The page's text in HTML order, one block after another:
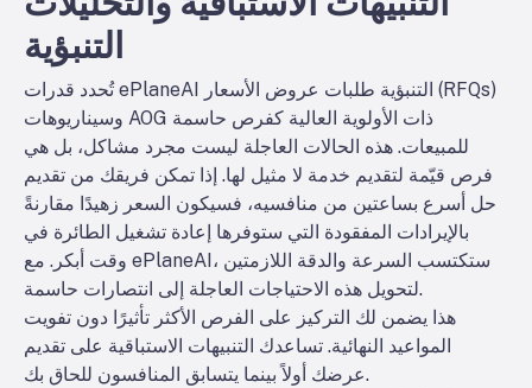
التنبؤية
تُحدد قدرات ePlaneAI التنبؤية طلبات عروض الأسعار (RFQs)
وسيناريوهات AOG ذات الأولوية العالية كفرص حاسمة
للمبيعات. هذه الحالات العاجلة ليست مجرد مشاكل، بل هي
فرص قيّمة لتقديم خدمة لا مثيل لها. إذا تمكن فريقك من تقديم
حل أسرع بساعتين من منافسيه، فسيكون السعر زهيدًا مقارنةً
بالإيرادات المفقودة التي ستوفرها إعادة تشغيل الطائرة في
وقت أبكر. مع ePlaneAI، ستكتسب السرعة والدقة اللازمتين
لتحويل هذه الاحتياجات العاجلة إلى انتصارات حاسمة.
هذا يضمن لك التركيز على الفرص الأكثر تأثيرًا دون تفويت
المواعيد النهائية. تساعدك التنبيهات الاستباقية على تقديم
عرضك أولاً بينما يتسابق المنافسون للحاق بك.